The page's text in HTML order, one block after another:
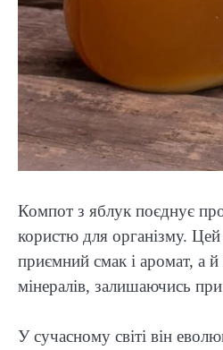
Компот з яблук поєднує
користю для організму.
приємний смак і аромат, а
мінералів, залишаючись
У сучасному світі він